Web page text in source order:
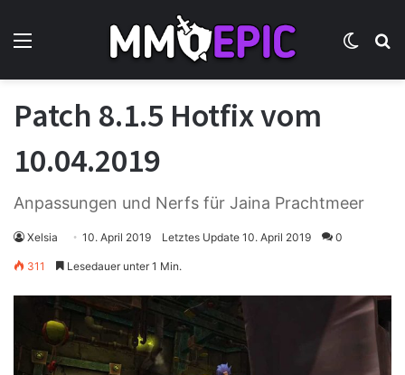
Menü Skin
Patch 8.1.5 Hotfix vom
10.04.2019
Anpassungen und Nerfs für Jaina Prachtmeer
Xelsia 10. April 2019 Letztes Update 10. April 2019 0
311 Lesedauer unter 1 Min.